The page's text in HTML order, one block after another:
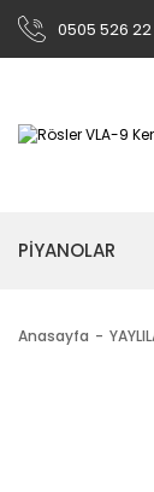
0505 526
PİYANOLAR
Anasayfa